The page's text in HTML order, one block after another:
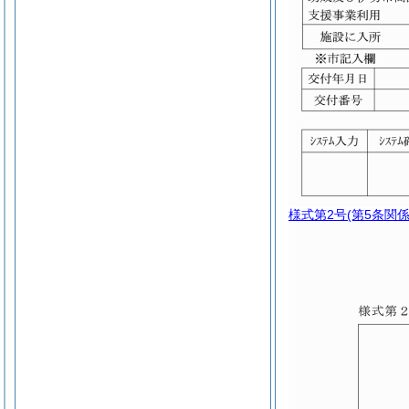
様式第2号(第5条関